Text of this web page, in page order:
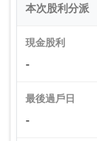
本次股利分派
現金股利
-
最後過戶日
-